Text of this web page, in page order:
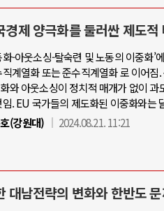
경제 양극화를 둘러싼 제도
화-아웃소싱-탈숙련 및 노동의 이중화
직계열화 또는 준수직계열화 로 이어
와 아웃소싱이 정치적 매개가 없이
. EU 국가들의 제도화된 이중화와는
(강원대)
2024.08.21. 11:21
대남전략의 변화와 한반도
니아, 네덜란..
고받아…민간 ..
트럼프,
하마스,